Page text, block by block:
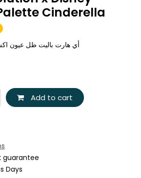
Cinderella
أي هارت باليت ظل عيون
Add to cart
Days